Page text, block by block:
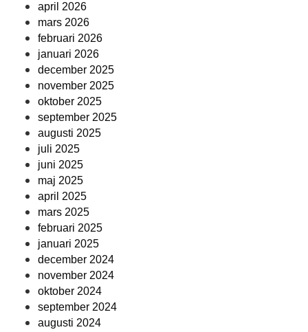
april 2026
mars 2026
februari 2026
januari 2026
december 2025
november 2025
oktober 2025
september 2025
augusti 2025
juli 2025
juni 2025
maj 2025
april 2025
mars 2025
februari 2025
januari 2025
december 2024
november 2024
oktober 2024
september 2024
augusti 2024